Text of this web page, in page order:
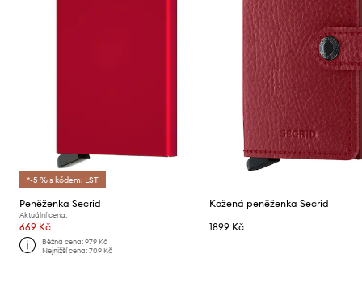
*-5 % s kódem: LST
Peněženka Secrid
Aktuální cena:
669 Kč
Běžná cena:979 Kč
Nejnižší cena:709 Kč
Kožená peněženka Secrid
1899 Kč